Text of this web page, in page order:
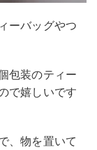
ーバッグやつ
包装のティー
で嬉しいです
、物を置いて